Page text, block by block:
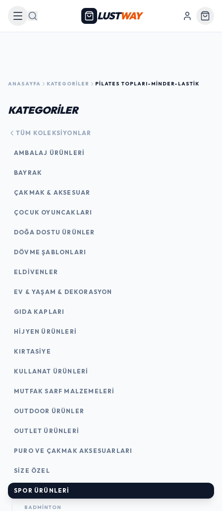
Arama LUSTWAY
ANASAYFA KATEGORILER PILATES TOPLARI-MINDER-LASTIK
KATEGORİLER
TÜM KOLEKSIYONLAR
AMBALAJ ÜRÜNLERI
BAYRAK
ÇAKMAK & AKSESUAR
ÇOCUK OYUNCAKLARI
DOĞA DOSTU ÜRÜNLER
DÖVME ŞABLONLARI
ELDIVENLER
EV & YAŞAM & DEKORASYON
GIDA KAPLARI
HIJYEN ÜRÜNLERI
KIRTASİYE
KULLANAT ÜRÜNLERI
MUTFAK SARF MALZEMELERI
OUTDOOR ÜRÜNLER
OUTLET ÜRÜNLERI
PURO VE ÇAKMAK AKSESUARLARI
SIZE ÖZEL
SPOR ÜRÜNLERI
BADMINTON